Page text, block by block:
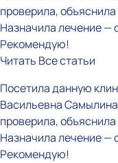
проверила,
Назначила лечение —
Рекомендую!
Читать Все статьи
Посетила данную
Васильевна
проверила,
Назначила лечение —
Рекомендую!